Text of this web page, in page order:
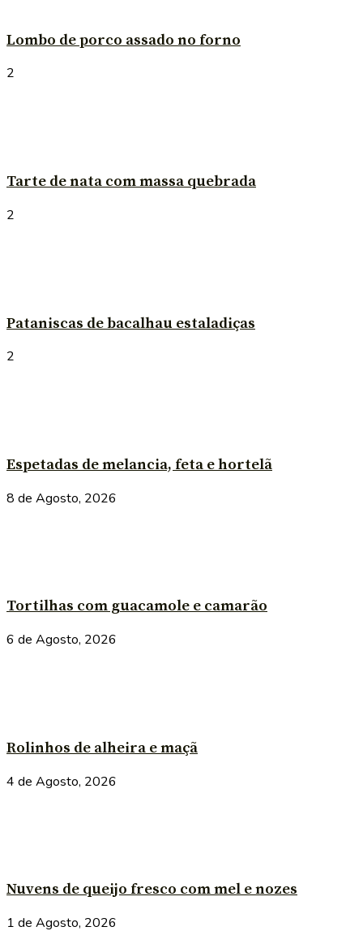
Lombo de porco assado no forno
2
Tarte de nata com massa quebrada
2
Pataniscas de bacalhau estaladiças
2
Espetadas de melancia, feta e hortelã
8 de Agosto, 2026
Tortilhas com guacamole e camarão
6 de Agosto, 2026
Rolinhos de alheira e maçã
4 de Agosto, 2026
Nuvens de queijo fresco com mel e nozes
1 de Agosto, 2026